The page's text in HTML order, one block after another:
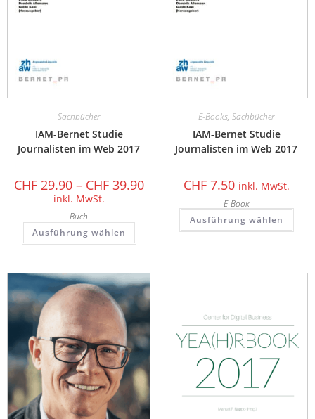
Sachbücher
IAM-Bernet Studie
Journalisten im Web 2017
CHF29.90 – CHF39.90
inkl. MwSt.
Buch
Ausführung wählen
E-Books, Sachbücher
IAM-Bernet Studie
Journalisten im Web 2017
CHF7.50 inkl. MwSt.
E-Book
Ausführung wählen